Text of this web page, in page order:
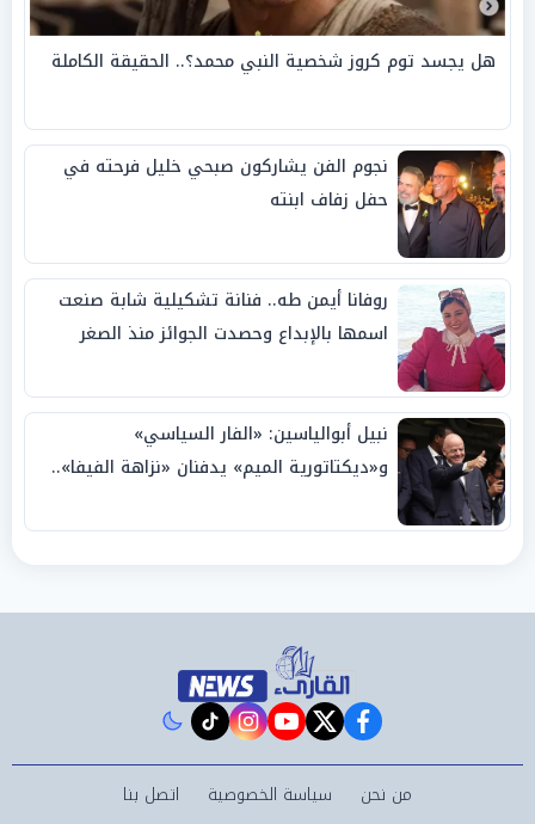
هل يجسد توم كروز شخصية النبي محمد؟.. الحقيقة الكاملة
نجوم الفن يشاركون صبحي خليل فرحته في
حفل زفاف ابنته
روفانا أيمن طه.. فنانة تشكيلية شابة صنعت
اسمها بالإبداع وحصدت الجوائز منذ الصغر
نبيل أبوالياسين: «الفار السياسي»
و«ديكتاتورية الميم» يدفنان «نزاهة الفيفا»..
facebook
twitter
youtube
instagram
tiktok
من نحن سياسة الخصوصية اتصل بنا